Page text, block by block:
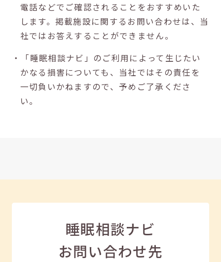
電話などでご確認されることをおすすめいた
します。掲載施設に関するお問い合わせは、当
社ではお答えすることができません。
・「睡眠相談ナビ」のご利用によって生じたい
かなる損害についても、当社ではその責任を
一切負いかねますので、予めご了承くださ
い。
睡眠相談ナビ
お問い合わせ先